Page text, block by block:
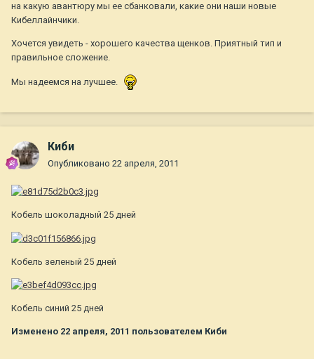
на какую авантюру мы ее сбанковали, какие они наши новые
Кибеллайнчики.
Хочется увидеть - хорошего качества щенков. Приятный тип и
правильное сложение.
Мы надеемся на лучшее.
Киби
Опубликовано 22 апреля, 2011
Кобель шоколадный 25 дней
Кобель зеленый 25 дней
Кобель синий 25 дней
Изменено 22 апреля, 2011 пользователем Киби